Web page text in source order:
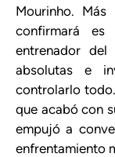
Mourinho.
confirmará
entrenador del
absolutas e
controlarlo
que acabó con
empujó a
enfrentamiento